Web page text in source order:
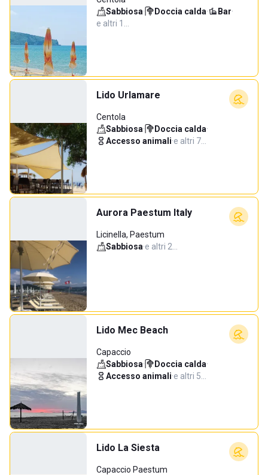
Sabbiosa· Doccia calda· Bar·
e altri 1…
Lido Urlamare
Centola
Sabbiosa· Doccia calda·
Accesso animali·e altri 7…
Aurora Paestum Italy
Licinella, Paestum
Sabbiosa·e altri 2…
Lido Mec Beach
Capaccio
Sabbiosa· Doccia calda·
Accesso animali·e altri 5…
Lido La Siesta
Capaccio Paestum